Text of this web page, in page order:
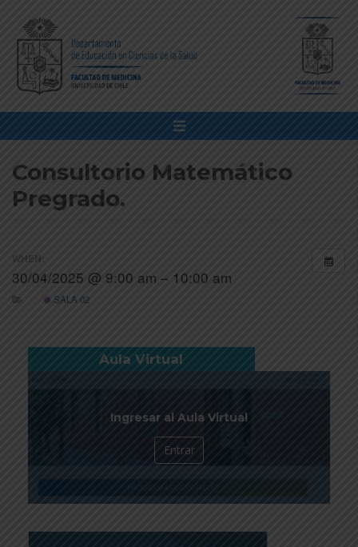
Consultorio Matemático
Pregrado.
WHEN:
30/04/2025 @ 9:00 am – 10:00 am
SALA 02
Aula Virtual
Ingresar al Aula Virtual
Entrar